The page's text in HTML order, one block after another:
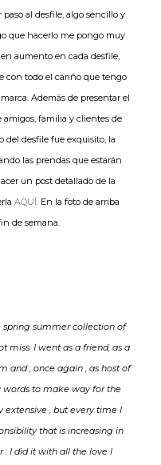
al desfile, algo sencillo y
que hacerlo me pongo muy
aumento en cada desfile,
con todo el cariño que tengo
Además de presentar el
familia y clientes de
del desfile fue exquisito, la
las prendas que estarán
un post detallado de la
AQUÍ. En la foto de arriba
de semana.
spring summer collection of
miss. I went as a friend, as a
and , once again , as host of
words to make way for the
extensive , but every time I
that is increasing in
. I did it with all the love I